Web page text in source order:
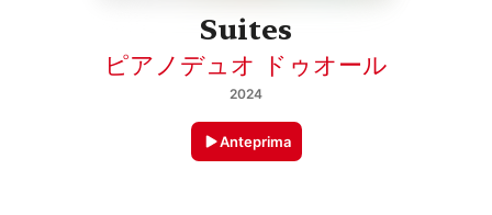
Suites
ピアノデュオ ドゥオール
2024
Anteprima